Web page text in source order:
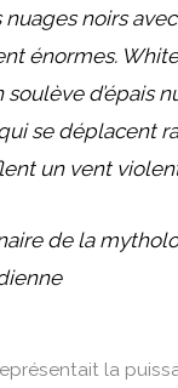
nuages noirs
énormes.
soulève d’épais
se déplacent
un vent
de la
la